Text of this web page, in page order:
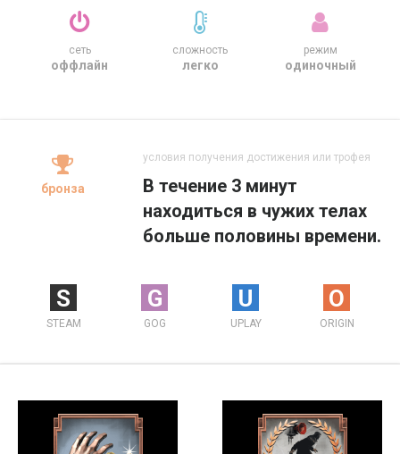
сеть
оффлайн
сложность
легко
режим
одиночный
бронза
условия получения достижения или трофея
В течение 3 минут
находиться в чужих телах
больше половины времени.
S
STEAM
G
GOG
U
UPLAY
O
ORIGIN